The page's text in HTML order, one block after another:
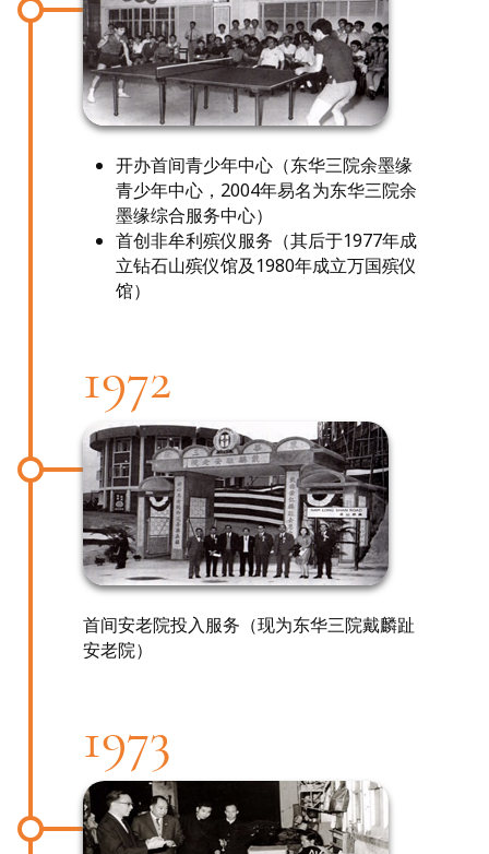
开办首间青少年中心（东华三院余墨缘
青少年中心，2004年易名为东华三院余
墨缘综合服务中心）
首创非牟利殡仪服务（其后于1977年成
立钻石山殡仪馆及1980年成立万国殡仪
馆）
1972
首间安老院投入服务（现为东华三院戴麟趾
安老院）
1973